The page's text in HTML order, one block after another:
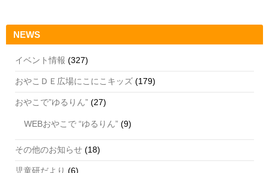
NEWS
イベント情報 (327)
おやこＤＥ広場にこにこキッズ (179)
おやこで”ゆるりん” (27)
WEBおやこで “ゆるりん” (9)
その他のお知らせ (18)
児童研だより (6)